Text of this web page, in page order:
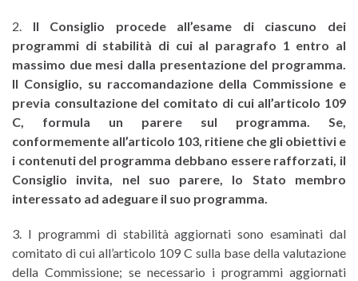
2. Il Consiglio procede all’esame di ciascuno dei
programmi di stabilità di cui al paragrafo 1 entro al
massimo due mesi dalla presentazione del programma.
Il Consiglio, su raccomandazione della Commissione e
previa consultazione del comitato di cui all’articolo 109
C, formula un parere sul programma. Se,
conformemente all’articolo 103, ritiene che gli obiettivi e
i contenuti del programma debbano essere rafforzati, il
Consiglio invita, nel suo parere, lo Stato membro
interessato ad adeguare il suo programma.
3. I programmi di stabilità aggiornati sono esaminati dal
comitato di cui all’articolo 109 C sulla base della valutazione
della Commissione; se necessario i programmi aggiornati